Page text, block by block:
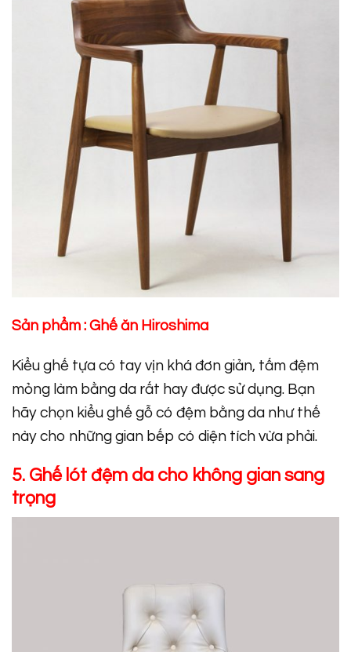
Sản phẩm : Ghế ăn Hiroshima
Kiểu ghế tựa có tay vịn khá đơn giản, tấm đệm
mỏng làm bằng da rất hay được sử dụng. Bạn
hãy chọn kiểu ghế gỗ có đệm bằng da như thế
này cho những gian bếp có diện tích vừa phải.
5. Ghế lót đệm da cho không gian sang
trọng